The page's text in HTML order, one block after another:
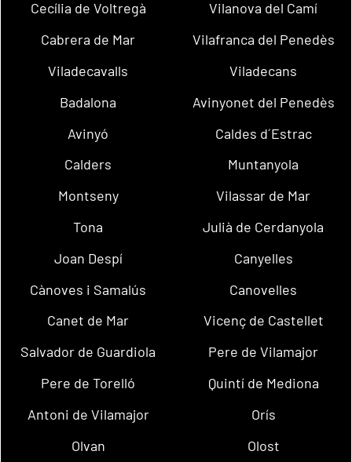
Cecília de Voltregà
Vilanova del Camí
Cabrera de Mar
Vilafranca del Penedès
Viladecavalls
Viladecans
Badalona
Avinyonet del Penedès
Avinyó
Caldes d´Estrac
Calders
Muntanyola
Montseny
Vilassar de Mar
Tona
Julià de Cerdanyola
Joan Despí
Canyelles
Cànoves i Samalús
Canovelles
Canet de Mar
Vicenç de Castellet
Salvador de Guardiola
Pere de Vilamajor
Pere de Torelló
Quintí de Mediona
Antoni de Vilamajor
Orís
Olvan
Olost